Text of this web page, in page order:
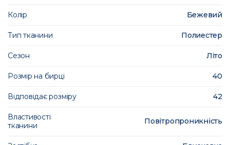
Колір Бежевий
Тип тканини Полиестер
Сезон Літо
Розмір на бирці 40
Відповідає розміру 42
Властивості
тканини
Повітропроникність